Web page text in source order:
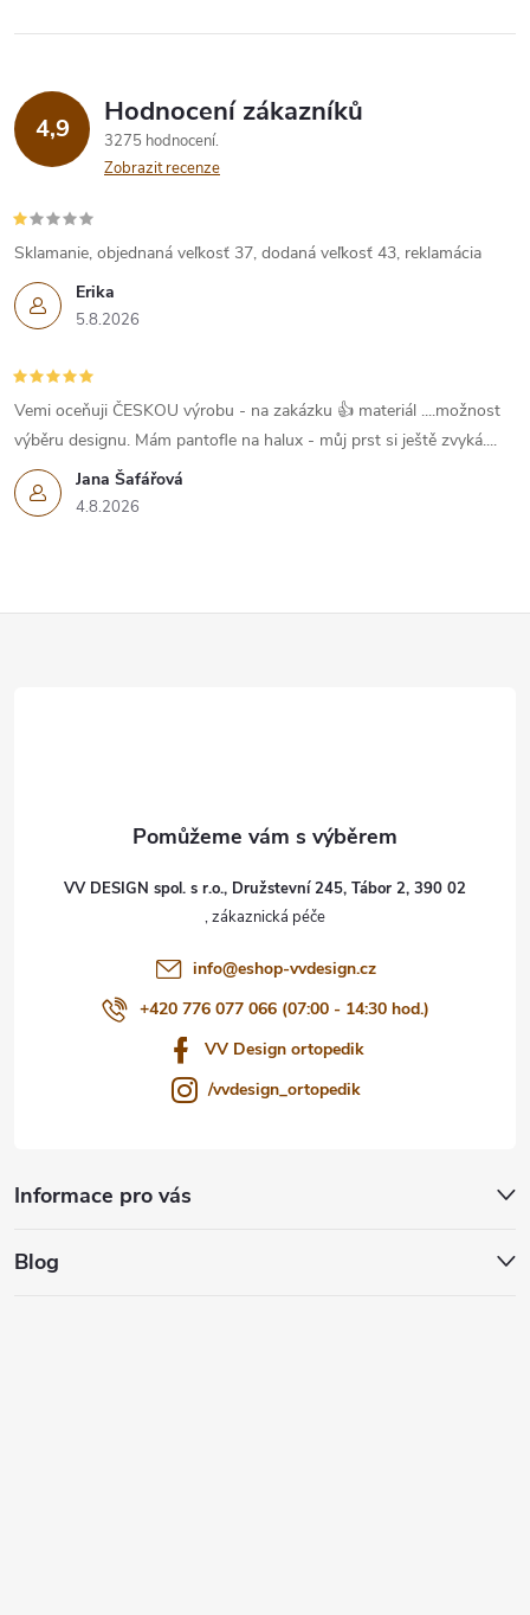
4,9 Hodnocení zákazníků
3275 hodnocení
Zobrazit recenze
Erika
5.8.2026
Sklamanie, objednaná veľkosť 37, dodaná veľkosť 43, reklamácia
Jana Šafářová
4.8.2026
Vemi oceňuji ČESKOU výrobu - na zakázku 👍 materiál ....možnost
výběru designu. Mám pantofle na halux - můj prst si ještě zvyká....
VV DESIGN spol. s r.o., Družstevní 245, Tábor 2, 390 02
info@eshop-vvdesign.cz
+420 776 077 066 (07:00 - 14:30 hod.)
VV Design ortopedik
/vvdesign_ortopedik
Informace pro vás
Blog